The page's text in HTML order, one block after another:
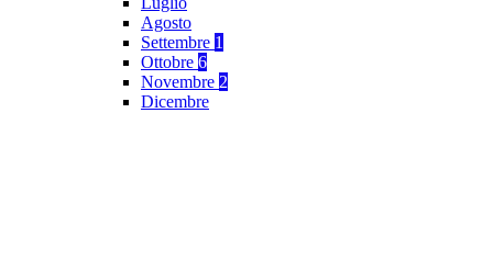
Agosto
Settembre 1
Ottobre 6
Novembre 2
Dicembre